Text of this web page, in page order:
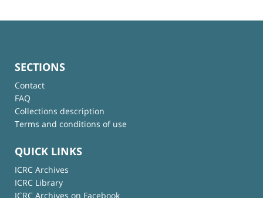
SECTIONS
Contact
FAQ
Collections description
Terms and conditions of use
QUICK LINKS
ICRC Archives
ICRC Library
ICRC Archives on Facebook